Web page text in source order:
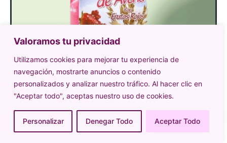
Valoramos tu privacidad
Utilizamos cookies para mejorar tu experiencia de
navegación, mostrarte anuncios o contenido
personalizados y analizar nuestro tráfico. Al hacer clic en
"Aceptar todo", aceptas nuestro uso de cookies.
Personalizar Denegar Todo Aceptar Todo